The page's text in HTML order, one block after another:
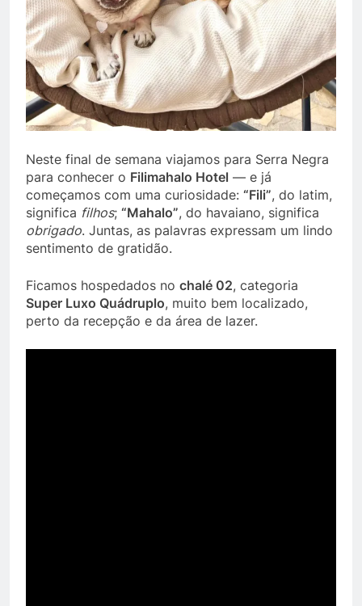
Neste final de semana viajamos para Serra Negra
para conhecer o Filimahalo Hotel — e já
começamos com uma curiosidade: “Fili”, do latim,
significa filhos; “Mahalo”, do havaiano, significa
obrigado. Juntas, as palavras expressam um lindo
sentimento de gratidão.
Ficamos hospedados no chalé 02, categoria
Super Luxo Quádruplo, muito bem localizado,
perto da recepção e da área de lazer.